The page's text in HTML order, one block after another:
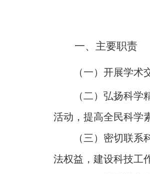
一、主要职责
（一）开展学
（二）弘扬科
活动，提高全民科学
（三）密切联
法权益，建设科技工